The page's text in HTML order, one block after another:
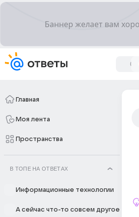
Главная
Моя лента
Пространства
В ТОПЕ НА ОТВЕТАХ
Информационные технологии
А сейчас что-то совсем другое